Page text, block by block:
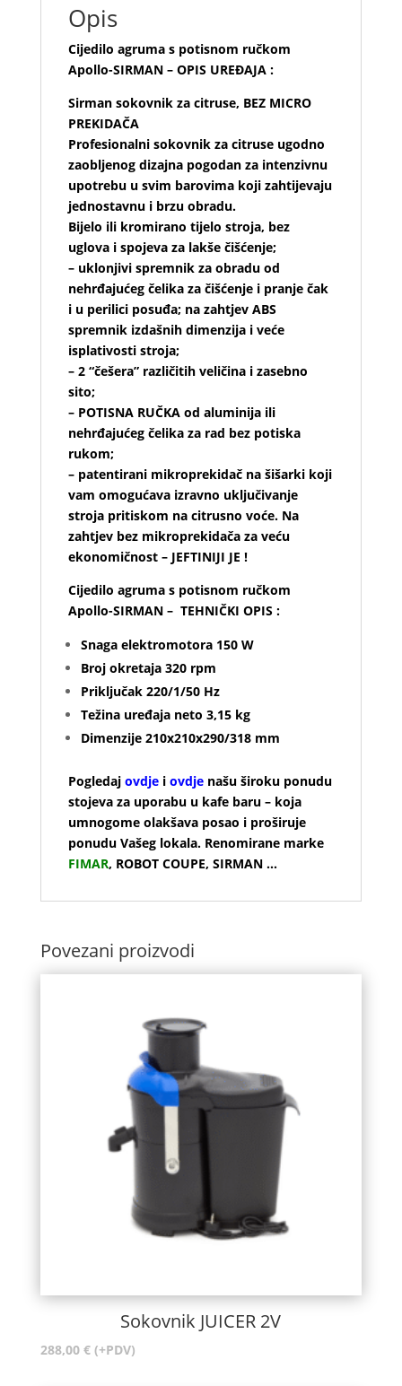
Opis
Cijedilo agruma s potisnom ručkom
Apollo-SIRMAN – OPIS UREĐAJA :
Sirman sokovnik za citruse, BEZ MICRO
PREKIDAČA
Profesionalni sokovnik za citruse ugodno
zaobljenog dizajna pogodan za intenzivnu
upotrebu u svim barovima koji zahtijevaju
jednostavnu i brzu obradu.
Bijelo ili kromirano tijelo stroja, bez
uglova i spojeva za lakše čišćenje;
– uklonjivi spremnik za obradu od
nehrđajućeg čelika za čišćenje i pranje čak
i u perilici posuđa; na zahtjev ABS
spremnik izdašnih dimenzija i veće
isplativosti stroja;
– 2 “češera” različitih veličina i zasebno
sito;
– POTISNA RUČKA od aluminija ili
nehrđajućeg čelika za rad bez potiska
rukom;
– patentirani mikroprekidač na šišarki koji
vam omogućava izravno uključivanje
stroja pritiskom na citrusno voće. Na
zahtjev bez mikroprekidača za veću
ekonomičnost – JEFTINIJI JE !
Cijedilo agruma s potisnom ručkom
Apollo-SIRMAN – TEHNIČKI OPIS :
Snaga elektromotora 150 W
Broj okretaja 320 rpm
Priključak 220/1/50 Hz
Težina uređaja neto 3,15 kg
Dimenzije 210x210x290/318 mm
Pogledaj ovdjei ovdjenašu široku ponudu
stojeva za uporabu u kafe baru – koja
umnogome olakšava posao i proširuje
ponudu Vašeg lokala. Renomirane marke
FIMAR, ROBOT COUPE, SIRMAN…
Povezani proizvodi
Sokovnik JUICER 2V
288,00 € (+PDV)